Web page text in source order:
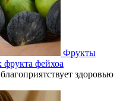
Фрукты
фрукта фейхоа
здоровью